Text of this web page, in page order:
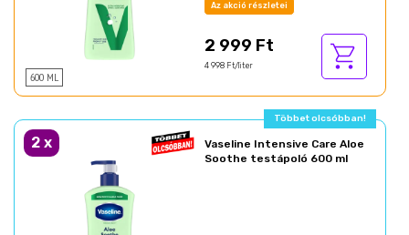
600 ML
Az akció részletei
2 999 Ft
4 998 Ft/liter
Többet olcsóbban!
2 x
Vaseline Intensive Care Aloe
Soothe testápoló 600 ml